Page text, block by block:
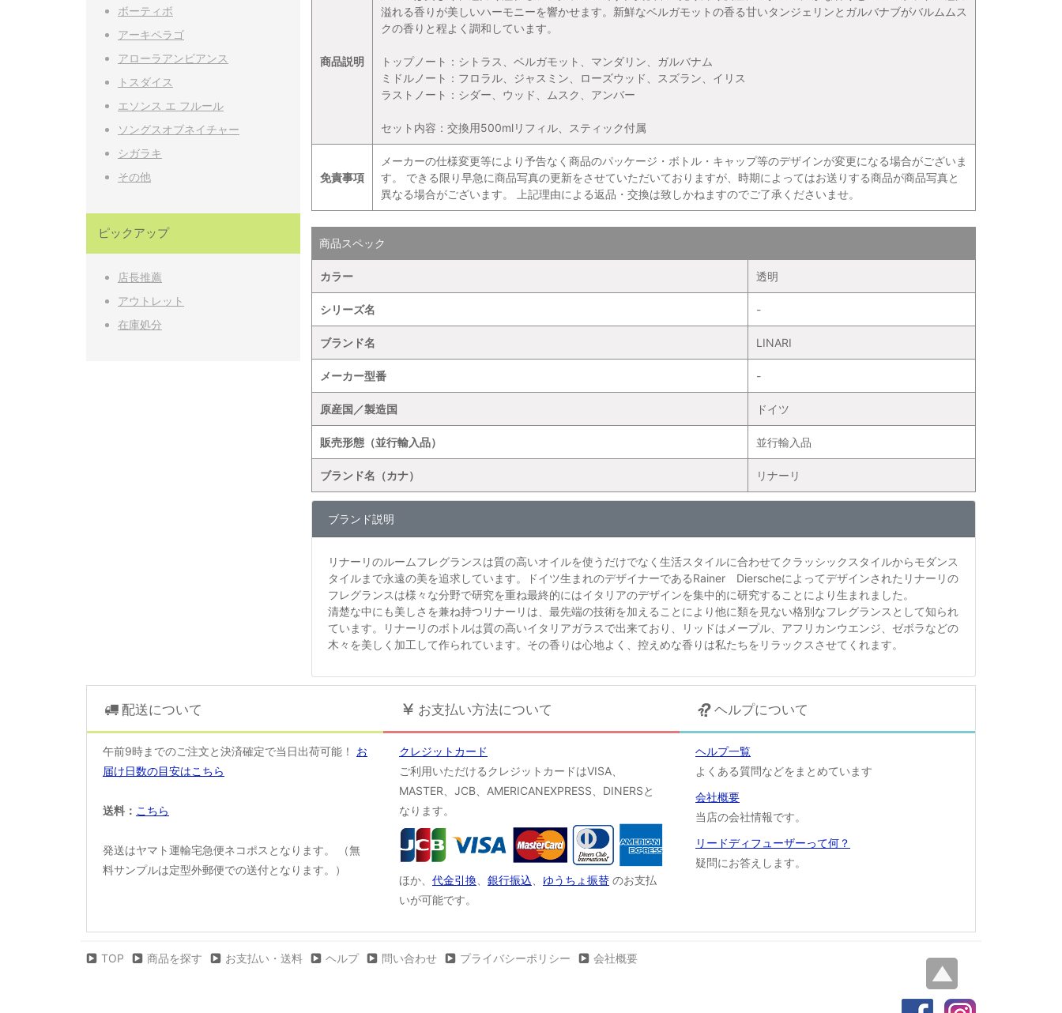
商品説明
溢れる香りが美しいハーモニーを響かせます。新鮮なベルガモットの香る甘いタンジェリンとガルバナブがバルムムス
クの香りと程よく調和しています。
トップノート：シトラス、ベルガモット、マンダリン、ガルバナム
ミドルノート：フロラル、ジャスミン、ローズウッド、スズラン、イリス
ラストノート：シダー、ウッド、ムスク、アンバー
セット内容：交換用500mlリフィル、スティック付属
免責事項
メーカーの仕様変更等により予告なく商品のパッケージ・ボトル・キャップ等のデザインが変更になる場合がございま
す。 できる限り早急に商品写真の更新をさせていただいておりますが、時期によってはお送りする商品が商品写真と
異なる場合がございます。 上記理由による返品・交換は致しかねますのでご了承くださいませ。
商品スペック
カラー 透明
シリーズ名 -
ブランド名 LINARI
メーカー型番 -
原産国／製造国 ドイツ
販売形態（並行輸入品） 並行輸入品
ブランド名（カナ） リナーリ
ブランド説明
リナーリのルームフレグランスは質の高いオイルを使うだけでなく生活スタイルに合わせてクラッシックスタイルからモダンス
タイルまで永遠の美を追求しています。ドイツ生まれのデザイナーであるRainer Dierscheによってデザインされたリナーリの
フレグランスは様々な分野で研究を重ね最終的にはイタリアのデザインを集中的に研究することにより生まれました。
清楚な中にも美しさを兼ね持つリナーリは、最先端の技術を加えることにより他に類を見ない格別なフレグランスとして知られ
ています。リナーリのボトルは質の高いイタリアガラスで出来ており、リッドはメープル、アフリカンウエンジ、ゼボラなどの
木々を美しく加工して作られています。その香りは心地よく、控えめな香りは私たちをリラックスさせてくれます。
ボーティボ
アーキペラゴ
アローラアンビアンス
トスダイス
エソンス エ フルール
ソングスオブネイチャー
シガラキ
その他
ピックアップ
店長推薦
アウトレット
在庫処分
配送について
午前9時までのご注文と決済確定で当日出荷可能！ お
届け日数の目安はこちら
送料： こちら
発送はヤマト運輸宅急便ネコポスとなります。 （無
料サンプルは定型外郵便での送付となります。）
お支払い方法について
クレジットカード
ご利用いただけるクレジットカードはVISA、
MASTER、JCB、AMERICANEXPRESS、DINERSと
なります。
ほか、 代金引換 銀行振込 ゆうちょ振替 のお支払
いが可能です。
ヘルプについて
ヘルプ一覧
よくある質問などをまとめています
会社概要
当店の会社情報です。
リードディフューザーって何？
疑問にお答えします。
TOP 商品を探す お支払い・送料 ヘルプ 問い合わせ プライバシーポリシー 会社概要